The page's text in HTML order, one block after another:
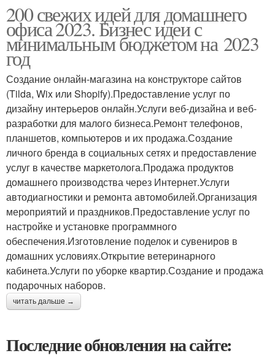
200 свежих идей для домашнего
офиса 2023. Бизнес идеи с
минимальным бюджетом на 2023
год
Создание онлайн-магазина на конструкторе сайтов
(Tilda, Wix или Shopify).Предоставление услуг по
дизайну интерьеров онлайн.Услуги веб-дизайна и веб-
разработки для малого бизнеса.Ремонт телефонов,
планшетов, компьютеров и их продажа.Создание
личного бренда в социальных сетях и предоставление
услуг в качестве маркетолога.Продажа продуктов
домашнего производства через Интернет.Услуги
автодиагностики и ремонта автомобилей.Организация
мероприятий и праздников.Предоставление услуг по
настройке и установке программного
обеспечения.Изготовление поделок и сувениров в
домашних условиях.Открытие ветеринарного
кабинета.Услуги по уборке квартир.Создание и продажа
подарочных наборов.
читать дальше →
Последние обновления на сайте: